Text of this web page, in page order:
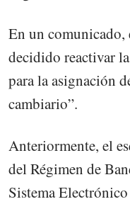
En un
decidido reactivar
para la asignación
cambiario”.
Anteriormente, el
del Régimen de
Sistema